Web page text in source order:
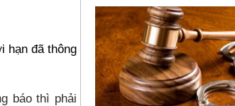
hạn đã thông
báo thì phải